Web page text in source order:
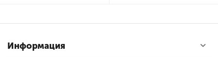
Информация